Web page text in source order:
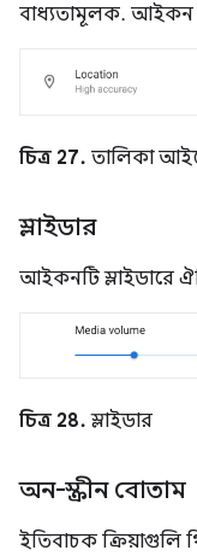
বাধ্যতামূলক. আইকন
চিত্র 27. তালিকা
স্লাইডার
আইকনটি স্লাইডারে
চিত্র 28. স্লাইডার
অন-স্ক্রীন বোতাম
ইতিবাচক ক্রিয়াগুলি